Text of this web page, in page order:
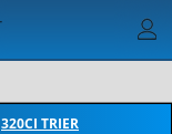
320CI TRIER